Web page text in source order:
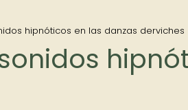
hipnóticos en las danzas derviches